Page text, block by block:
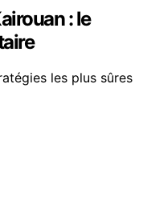
: le
les plus sûres